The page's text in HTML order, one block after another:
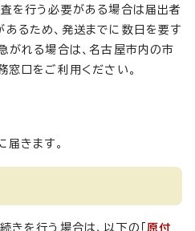
を行う必要がある場合は届出者
るため、発送までに数日を要す
がれる場合は、名古屋市内の市
窓口をご利用ください。
届きます。
を行う場合は、以下の「 原付